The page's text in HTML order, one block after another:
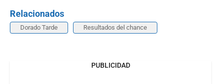
Relacionados
Dorado Tarde Resultados del chance
PUBLICIDAD